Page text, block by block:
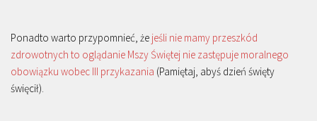
Ponadto warto przypomnieć, że jeśli nie mamy przeszkód
zdrowotnych to oglądanie Mszy Świętej nie zastępuje moralnego
obowiązku wobec III przykazania (Pamiętaj, abyś dzień święty
święcił).